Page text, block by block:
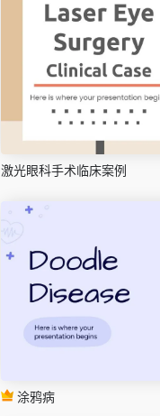
激光眼科手术临床案例
涂鸦病